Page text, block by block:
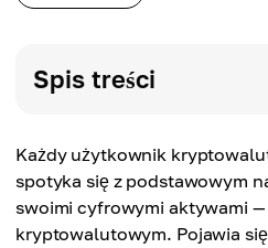
Spis treści
Każdy użytkownik
spotyka się z podstawowym
swoimi cyfrowymi aktywami
kryptowalutowym. Pojawia